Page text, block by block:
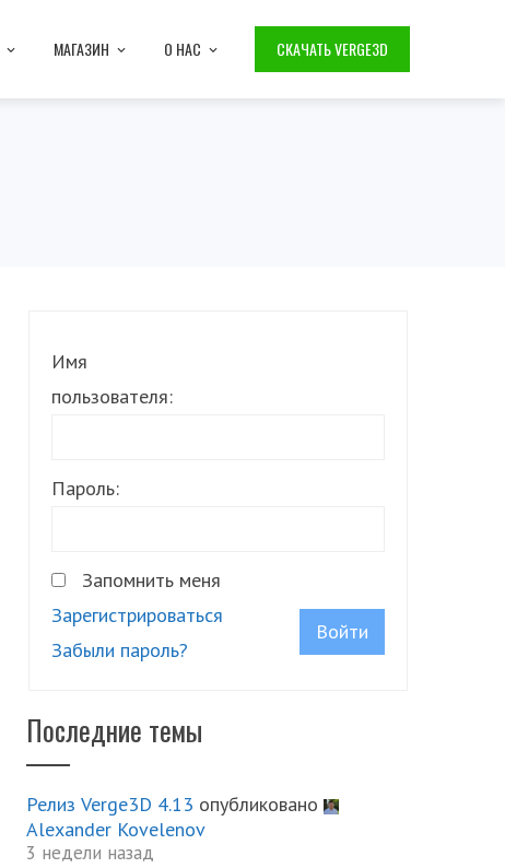
МАГАЗИН О НАС СКАЧАТЬ VERGE3D
Имя
пользователя:
Пароль:
Запомнить меня
Войти
Зарегистрироваться
Забыли пароль?
Последние темы
Релиз Verge3D 4.13 опубликовано
Alexander Kovelenov
3 недели назад